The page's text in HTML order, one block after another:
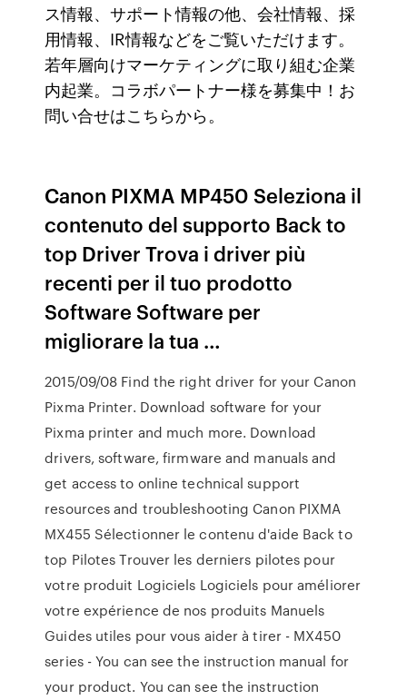
ス情報、サポート情報の他、会社情報、採
用情報、IR情報などをご覧いただけます。
若年層向けマーケティングに取り組む企業
内起業。コラボパートナー様を募集中！お
問い合せはこちらから。
Canon PIXMA MP450 Seleziona il
contenuto del supporto Back to
top Driver Trova i driver più
recenti per il tuo prodotto
Software Software per
migliorare la tua …
2015/09/08 Find the right driver for your Canon
Pixma Printer. Download software for your
Pixma printer and much more. Download
drivers, software, firmware and manuals and
get access to online technical support
resources and troubleshooting Canon PIXMA
MX455 Sélectionner le contenu d'aide Back to
top Pilotes Trouver les derniers pilotes pour
votre produit Logiciels Logiciels pour améliorer
votre expérience de nos produits Manuels
Guides utiles pour vous aider à tirer - MX450
series - You can see the instruction manual for
your product. You can see the instruction